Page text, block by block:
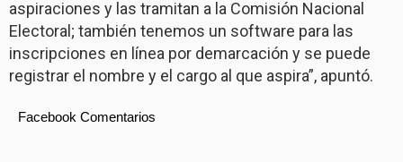
aspiraciones y las tramitan a la Comisión Nacional
Electoral; también tenemos un software para las
inscripciones en línea por demarcación y se puede
registrar el nombre y el cargo al que aspira”, apuntó.
Facebook Comentarios